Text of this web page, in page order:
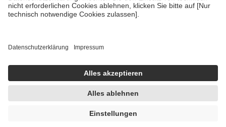
• Harn- und Blutteststreifen
getroffen, um sicherzustellen, dass es sich um echte Bewertungen
https://help.etrusted.com/hc/de/articles/4419944605341
Einige Bilder und Inhalte wurden unter Zuhilfenahme künstlicher